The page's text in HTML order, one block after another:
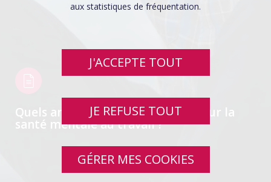
Quels aménagements de poste pour la
santé mentale au travail ?
aux statistiques de fréquentation.
J'ACCEPTE TOUT
JE REFUSE TOUT
GÉRER MES COOKIES